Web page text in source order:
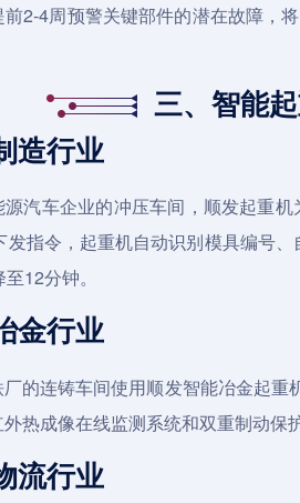
2-4周预警关键部件的潜在故障，
三、智能
造行业
源汽车企业的冲压车间，顺发起重
发指令，起重机自动识别模具编号
12分钟。
金行业
厂的连铸车间使用顺发智能冶金起
热成像在线监测系统和双重制动保
流行业